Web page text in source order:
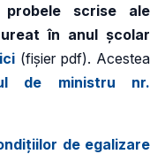
scrise ale
în anul școlar
(fișier pdf). Acestea
de ministru nr.
de egalizare